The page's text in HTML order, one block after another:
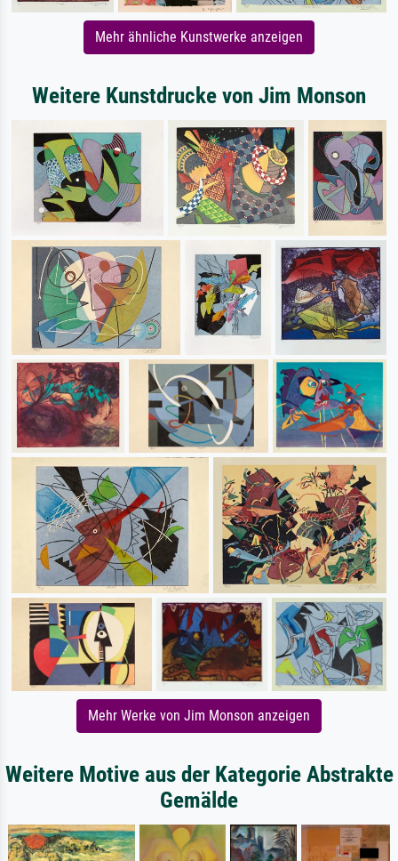
Mehr ähnliche Kunstwerke anzeigen
Weitere Kunstdrucke von Jim Monson
Mehr Werke von Jim Monson anzeigen
Weitere Motive aus der Kategorie Abstrakte
Gemälde